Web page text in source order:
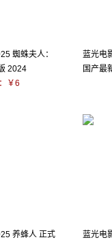
蜘蛛夫人：
2024
￥6
蓝光电
国产最
养蜂人 正式
蓝光电